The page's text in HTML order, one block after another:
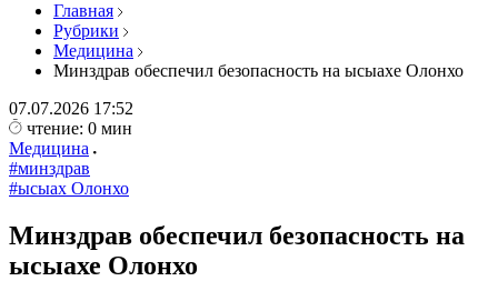
Главная
Рубрики
Медицина
Минздрав обеспечил безопасность на ысыахе Олонхо
07.07.2026 17:52
чтение: 0 мин
Медицина
#минздрав
#ысыах Олонхо
Минздрав обеспечил безопасность на
ысыахе Олонхо